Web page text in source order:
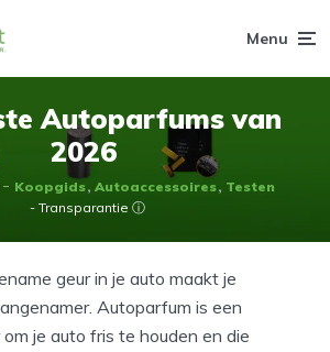
Menu
Autoparfums van
2026
Koopgids Autoaccessoires Testen
- Transparantie ⓘ
geur in je auto maakt je
Autoparfum is een
je auto fris te houden en die